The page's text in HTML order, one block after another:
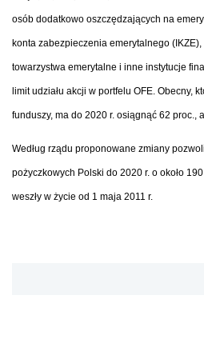
osób dodatkowo oszczędzających na
konta zabezpieczenia emerytalnego
towarzystwa emerytalne i inne instytucje
limit udziału akcji w portfelu OFE. Obecny,
funduszy, ma do 2020 r. osiągnąć 62 proc.,
Według rządu proponowane zmiany
pożyczkowych Polski do 2020 r. o około
weszły w życie od 1 maja 2011 r.